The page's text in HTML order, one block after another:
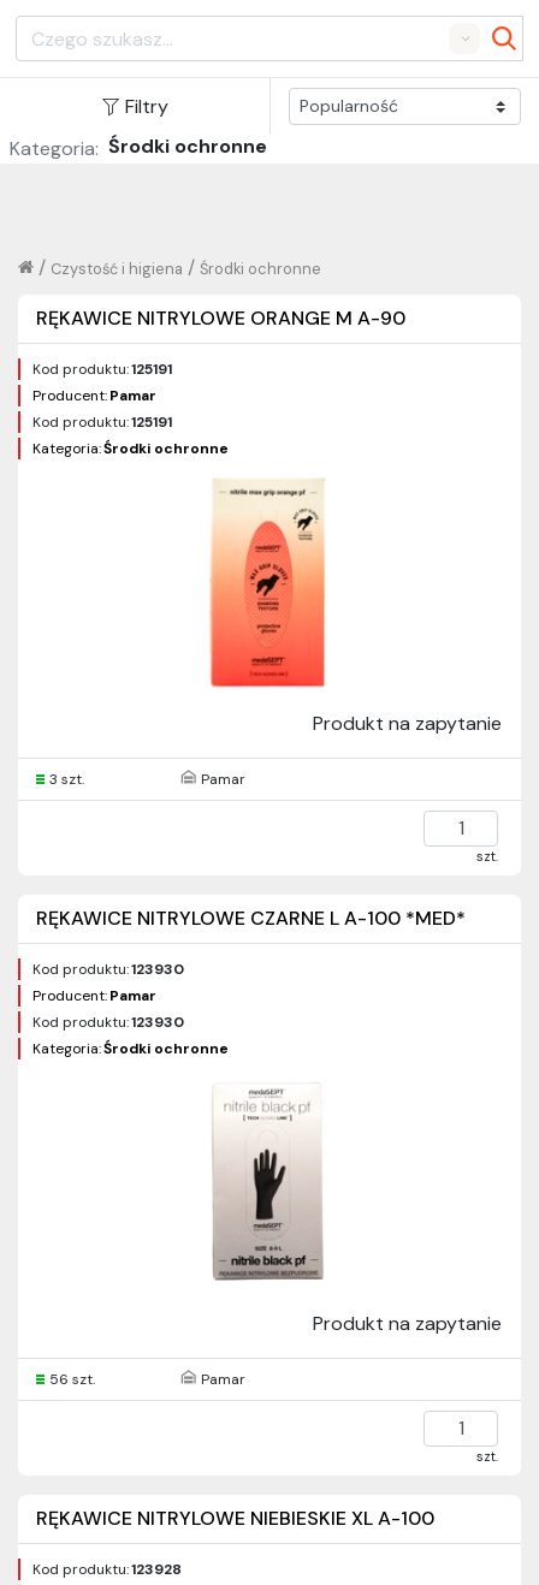
Search
Filtry
Kategoria: Środki ochronne
Środki ochronne
/
Czystość i higiena
/
RĘKAWICE NITRYLOWE ORANGE M A-90
Kod produktu:125191
Producent:Pamar
Kod produktu:125191
Kategoria:Środki ochronne
Produkt na zapytanie
3 szt. Pamar
szt.
RĘKAWICE NITRYLOWE CZARNE L A-100 *MED*
Kod produktu:123930
Producent:Pamar
Kod produktu:123930
Kategoria:Środki ochronne
Produkt na zapytanie
56 szt. Pamar
szt.
RĘKAWICE NITRYLOWE NIEBIESKIE XL A-100
Kod produktu:123928